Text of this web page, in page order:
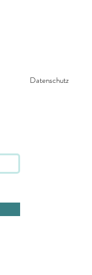
Datenschutz​